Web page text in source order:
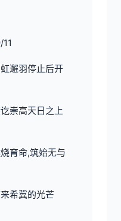
邂羽停止后开
崇高天日之上
育命,筑始无与
希冀的光芒